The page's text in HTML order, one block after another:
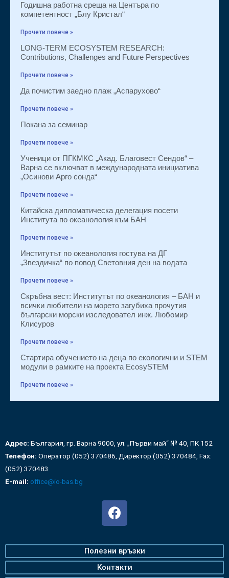
Годишна работна среща на Центъра по
компетентност „Блу Кристал“
Прочети повече »
LONG-TERM ECOSYSTEM RESEARCH:
Contributions, Challenges and Future Perspectives
Прочети повече »
Да почистим заедно плаж „Аспарухово“
Прочети повече »
Покана за семинар
Прочети повече »
Ученици от ПГКМКС „Акад. Благовест Сендов“ –
Варна се включват в международната инициатива
„Осинови Арго сонда“
Прочети повече »
Китайска дипломатическа делегация посети
Института по океанология към БАН
Прочети повече »
Институтът по океанология гостува на ДГ
„Звездичка“ по повод Световния ден на водата
Прочети повече »
Скръбна вест: Институтът по океанология – БАН и
всички любители на морето загубиха прочутия
български морски изследовател инж. Любомир
Клисуров
Прочети повече »
Стартира обучението на деца по екологични и STEM
модули в рамките на проекта EcosySTEM
Прочети повече »
Адрес: България, гр. Варна 9000, ул. „Първи май“ № 40, ПК 152
Телефон: Оператор (052) 370486, Директор (052) 370484, Fax:
(052) 370483
E-mail: office@io-bas.bg
Полезни връзки
Контакти